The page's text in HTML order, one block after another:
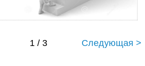
1 / 3 Следующая >